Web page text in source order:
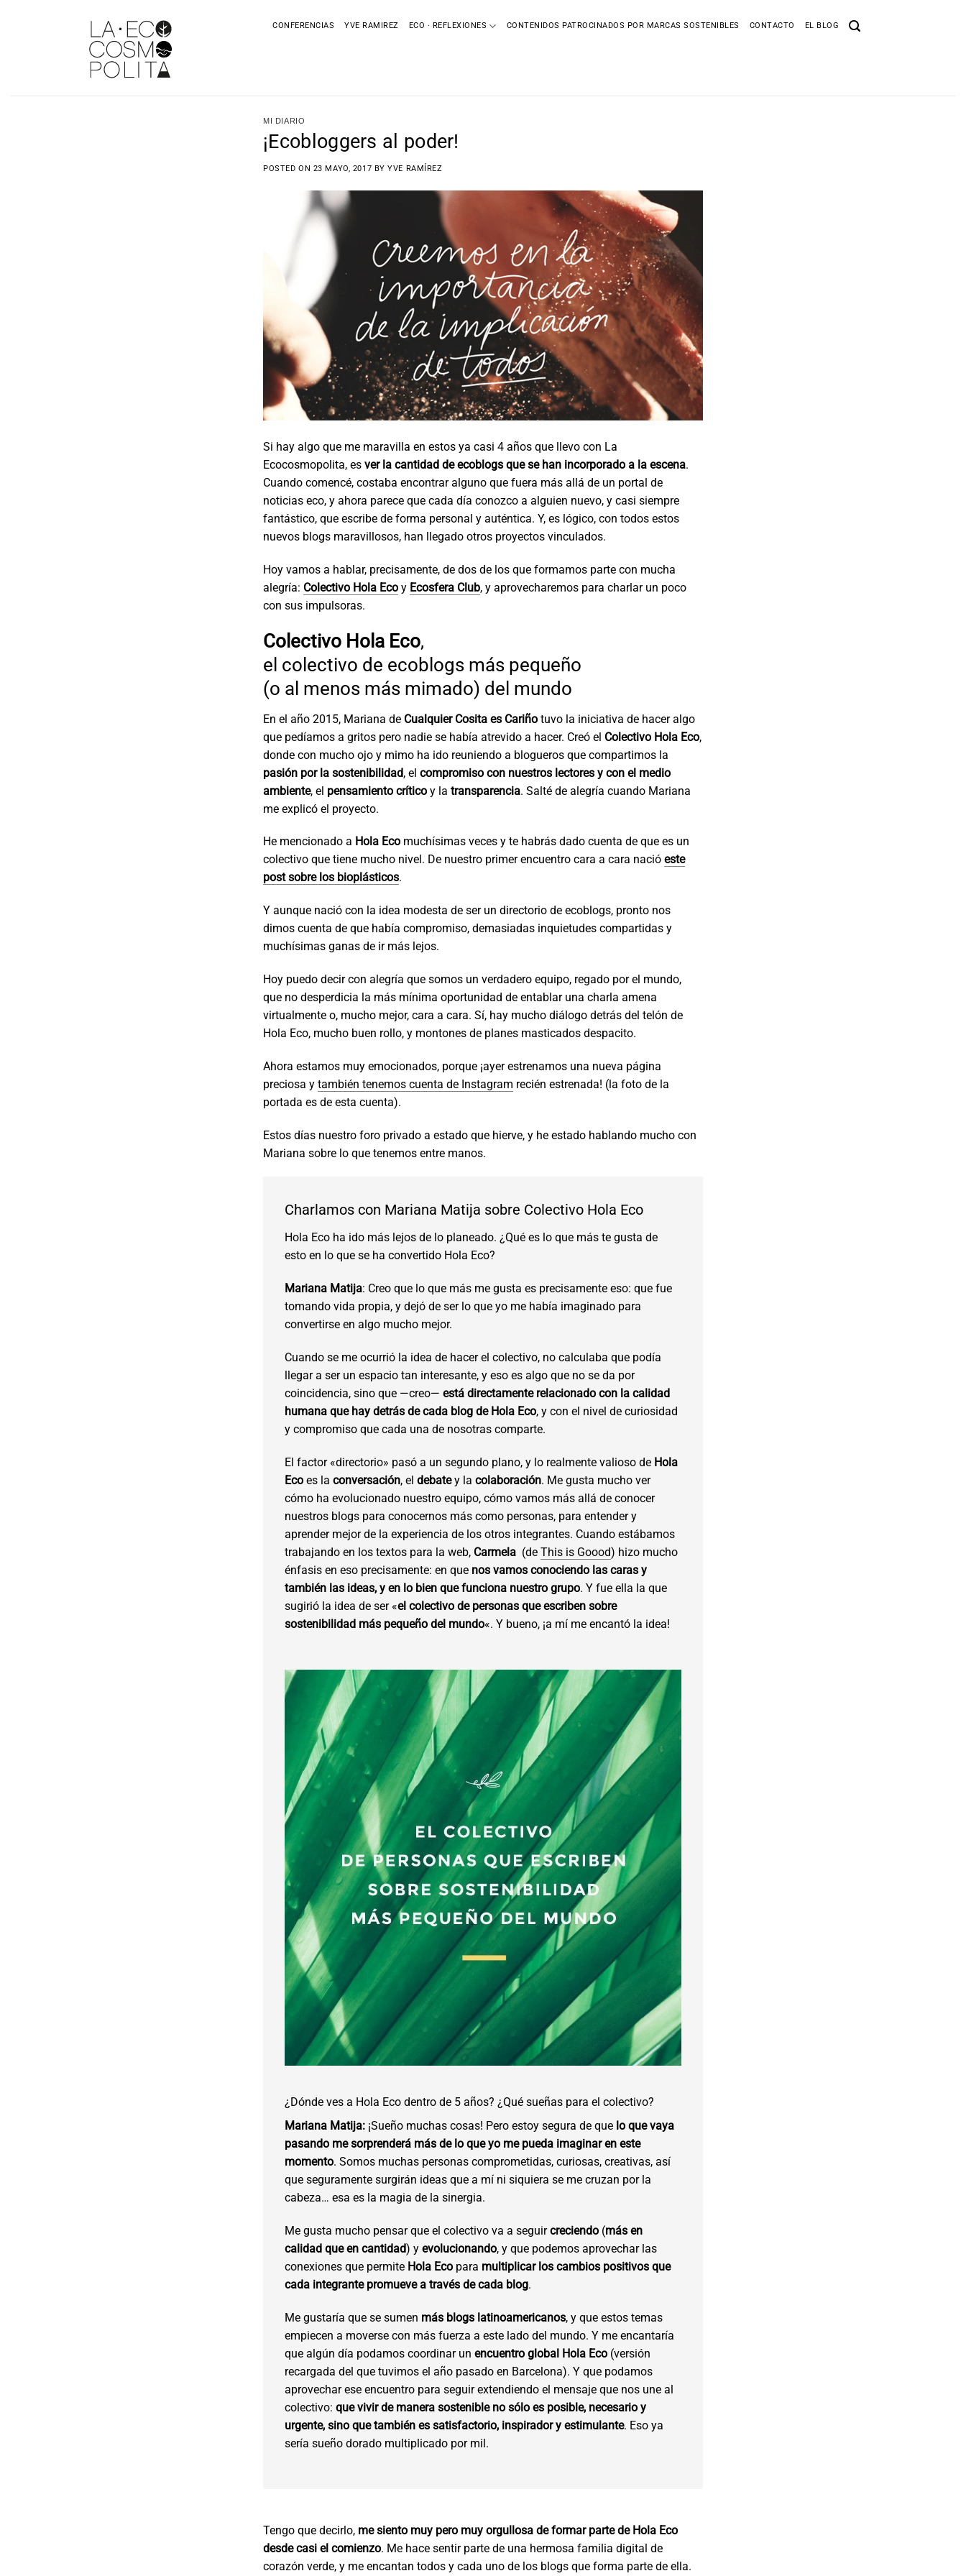
CONFERENCIAS YVE RAMIREZ ECO · REFLEXIONES CONTENIDOS PATROCINADOS POR MARCAS SOSTENIBLES CONTACTO EL BLOG
MI DIARIO
¡Ecobloggers al poder!
POSTED ON 23 MAYO, 2017 BYYVE RAMÍREZ
Si hay algo que me maravilla en estos ya casi 4 años que llevo con La
Ecocosmopolita, esver la cantidad de ecoblogs que se han incorporado a la escena.
Cuando comencé, costaba encontrar alguno que fuera más allá de un portal de
noticias eco, y ahora parece que cada día conozco a alguien nuevo, y casi siempre
fantástico, que escribe de forma personal y auténtica. Y, es lógico, con todos estos
nuevos blogs maravillosos, han llegado otros proyectos vinculados.
Hoy vamos a hablar, precisamente, de dos de los que formamos parte con mucha
alegría: Colectivo Hola Eco y Ecosfera Club, y aprovecharemos para charlar un poco
con sus impulsoras.
Colectivo Hola Eco,
el colectivo de ecoblogs más pequeño
(o al menos más mimado) del mundo
En el año 2015, Mariana de Cualquier Cosita es Cariño tuvo la iniciativa de hacer algo
que pedíamos a gritos pero nadie se había atrevido a hacer. Creó el Colectivo Hola Eco,
donde con mucho ojo y mimo ha ido reuniendo a blogueros que compartimos la
pasión por la sostenibilidad, elcompromiso con nuestros lectores y con el medio
ambiente, el pensamiento crítico y latransparencia. Salté de alegría cuando Mariana
me explicó el proyecto.
He mencionado a Hola Eco muchísimas veces y te habrás dado cuenta de que es un
colectivo que tiene mucho nivel. De nuestro primer encuentro cara a cara nacióeste
post sobre los bioplásticos.
Y aunque nació con la idea modesta de ser un directorio de ecoblogs, pronto nos
dimos cuenta de que había compromiso, demasiadas inquietudes compartidas y
muchísimas ganas de ir más lejos.
Hoy puedo decir con alegría que somos un verdadero equipo, regado por el mundo,
que no desperdicia la más mínima oportunidad de entablar una charla amena
virtualmente o, mucho mejor, cara a cara. Sí, hay mucho diálogo detrás del telón de
Hola Eco, mucho buen rollo, y montones de planes masticados despacito.
Ahora estamos muy emocionados, porque ¡ayer estrenamos una nueva página
preciosa ytambién tenemos cuenta de Instagram recién estrenada! (la foto de la
portada es de esta cuenta).
Estos días nuestro foro privado a estado que hierve, y he estado hablando mucho con
Mariana sobre lo que tenemos entre manos.
Charlamos con Mariana Matija sobre Colectivo Hola Eco
Hola Eco ha ido más lejos de lo planeado. ¿Qué es lo que más te gusta de
esto en lo que se ha convertido Hola Eco?
Mariana Matija: Creo que lo que más me gusta es precisamente eso: que fue
tomando vida propia, y dejó de ser lo que yo me había imaginado para
convertirse en algo mucho mejor.
Cuando se me ocurrió la idea de hacer el colectivo, no calculaba que podía
llegar a ser un espacio tan interesante, y eso es algo que no se da por
coincidencia, sino que —creo—está directamente relacionado con la calidad
humana que hay detrás de cada blog de Hola Eco, y con el nivel de curiosidad
y compromiso que cada una de nosotras comparte.
El factor «directorio» pasó a un segundo plano, y lo realmente valioso de Hola
Eco es laconversación, eldebatey lacolaboración. Me gusta mucho ver
cómo ha evolucionado nuestro equipo, cómo vamos más allá de conocer
nuestros blogs para conocernos más como personas, para entender y
aprender mejor de la experiencia de los otros integrantes. Cuando estábamos
trabajando en los textos para la web, Carmela (deThis is Goood) hizo mucho
énfasis en eso precisamente: en que nos vamos conociendo las caras y
también las ideas, y en lo bien que funciona nuestro grupo. Y fue ella la que
sugirió la idea de ser «el colectivo de personas que escriben sobre
sostenibilidad más pequeño del mundo«. Y bueno, ¡a mí me encantó la idea!
¿Dónde ves a Hola Eco dentro de 5 años? ¿Qué sueñas para el colectivo?
Mariana Matija: ¡Sueño muchas cosas! Pero estoy segura de que lo que vaya
pasando me sorprenderá más de lo que yo me pueda imaginar en este
momento. Somos muchas personas comprometidas, curiosas, creativas, así
que seguramente surgirán ideas que a mí ni siquiera se me cruzan por la
cabeza… esa es la magia de la sinergia.
Me gusta mucho pensar que el colectivo va a seguircreciendo (más en
calidad que en cantidad) yevolucionando, y que podemos aprovechar las
conexiones que permite Hola Eco para multiplicar los cambios positivos que
cada integrante promueve a través de cada blog.
Me gustaría que se sumen más blogs latinoamericanos, y que estos temas
empiecen a moverse con más fuerza a este lado del mundo. Y me encantaría
que algún día podamos coordinar unencuentro global Hola Eco (versión
recargada del que tuvimos el año pasado en Barcelona). Y que podamos
aprovechar ese encuentro para seguir extendiendo el mensaje que nos une al
colectivo:que vivir de manera sostenible no sólo es posible, necesario y
urgente, sino que también es satisfactorio, inspirador y estimulante. Eso ya
sería sueño dorado multiplicado por mil.
Tengo que decirlo, me siento muy pero muy orgullosa de formar parte de Hola Eco
desde casi el comienzo. Me hace sentir parte de una hermosa familia digital de
corazón verde, y me encantan todos y cada uno de los blogs que forma parte de ella.